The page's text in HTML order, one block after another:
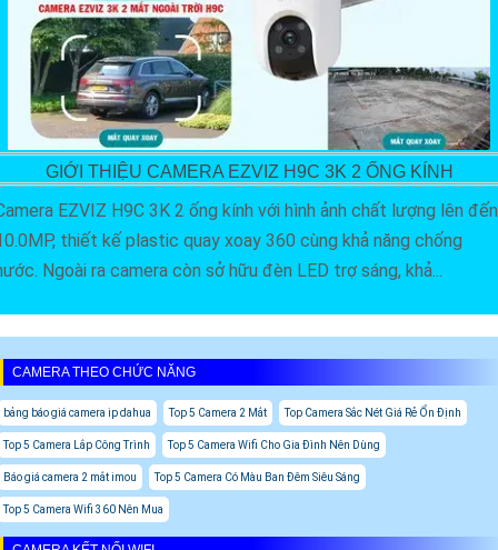
GIỚI THIỆU CAMERA EZVIZ H9C 3K 2 ỐNG KÍNH
EZVIZ H9C 3K 2 ống kính với hình ảnh chất lượng lên đến
thiết kế plastic quay xoay 360 cùng khả năng chống
Ngoài ra camera còn sở hữu đèn LED trợ sáng, khả...
CAMERA THEO CHỨC NĂNG
bảng báo giá camera ip dahua Top 5 Camera 2 Mắt Top Camera Sắc Nét Giá Rẻ Ổn Định
Top 5 Camera Lắp Công Trình Top 5 Camera Wifi Cho Gia Đình Nên Dùng
Báo giá camera 2 mắt imou Top 5 Camera Có Màu Ban Đêm Siêu Sáng
Top 5 Camera Wifi 360 Nên Mua